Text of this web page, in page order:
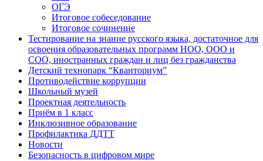
ОГЭ
Итоговое собеседование
Итоговое сочинение
Тестирование на знание русского языка, достаточное для
освоения образовательных программ НОО, ООО и
СОО, иностранных граждан и лиц без гражданства
Детский технопарк “Кванториум”
Противодействие коррупции
Школьный музей
Проектная деятельность
Приём в 1 класс
Инклюзивное образование
Профилактика ДДТТ
Новости
Безопасность в цифровом мире